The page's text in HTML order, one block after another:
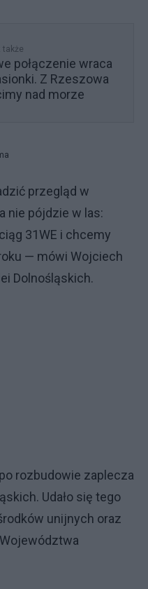
także
połączenie wraca
Z Rzeszowa
nad morze
przegląd w
nie pójdzie w las:
31WE i chcemy
— mówi Wojciech
Dolnośląskich.
rozbudowie zaplecza
Udało się tego
unijnych oraz